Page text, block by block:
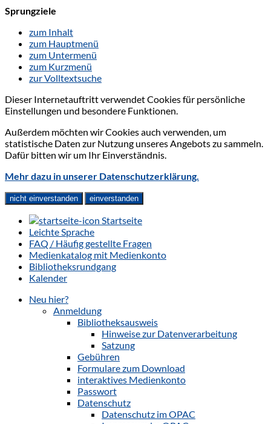
Sprungziele
zum Inhalt
zum Hauptmenü
zum Untermenü
zum Kurzmenü
zur Volltextsuche
Dieser Internetauftritt verwendet Cookies für persönliche
Einstellungen und besondere Funktionen.
Außerdem möchten wir Cookies auch verwenden, um
statistische Daten zur Nutzung unseres Angebots zu sammeln.
Dafür bitten wir um Ihr Einverständnis.
Mehr dazu in unserer Datenschutzerklärung.
nicht einverstanden einverstanden
Startseite
Leichte Sprache
FAQ / Häufig gestellte Fragen
Medienkatalog mit Medienkonto
Bibliotheksrundgang
Kalender
Neu hier?
Anmeldung
Bibliotheksausweis
Hinweise zur Datenverarbeitung
Satzung
Gebühren
Formulare zum Download
interaktives Medienkonto
Passwort
Datenschutz
Datenschutz im OPAC